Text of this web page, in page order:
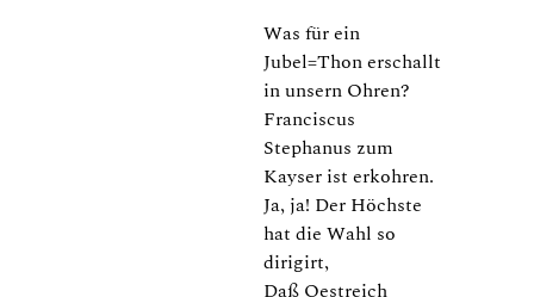
Was für ein
Jubel=Thon erschallt
in unsern Ohren?
Franciscus
Stephanus zum
Kayser ist erkohren.
Ja, ja! Der Höchste
hat die Wahl so
dirigirt,
Daß Oestreich